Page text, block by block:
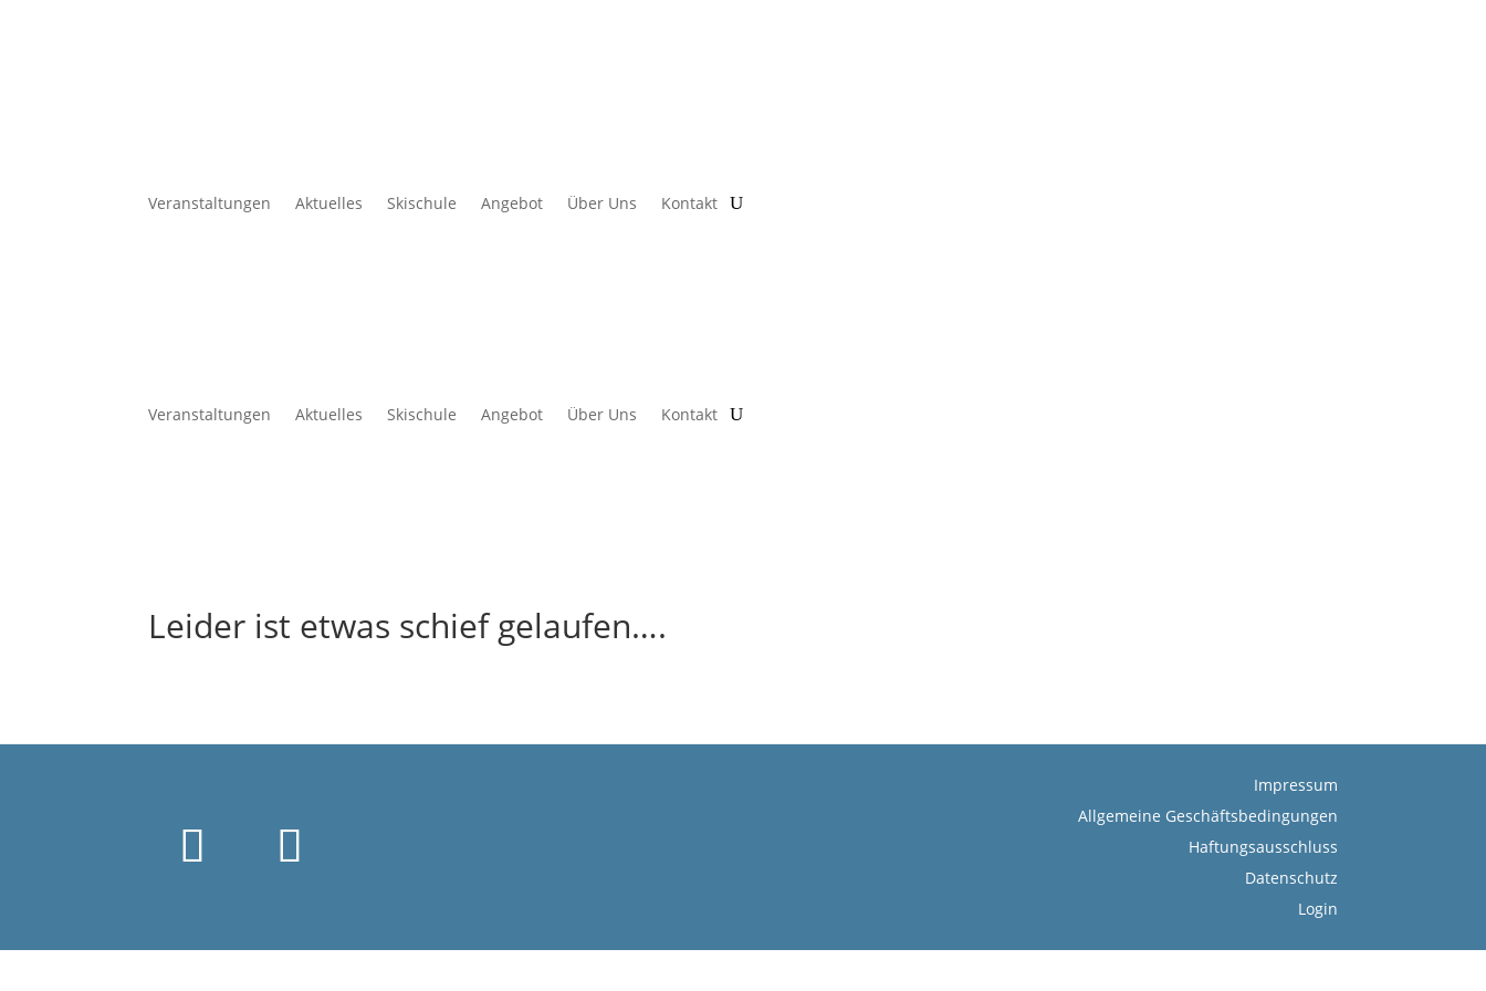
Veranstaltungen Aktuelles Skischule Angebot Über Uns Kontakt
Veranstaltungen Aktuelles Skischule Angebot Über Uns Kontakt
Leider ist etwas schief gelaufen….
Impressum
Allgemeine Geschäftsbedingungen
Haftungsausschluss
Datenschutz
Login